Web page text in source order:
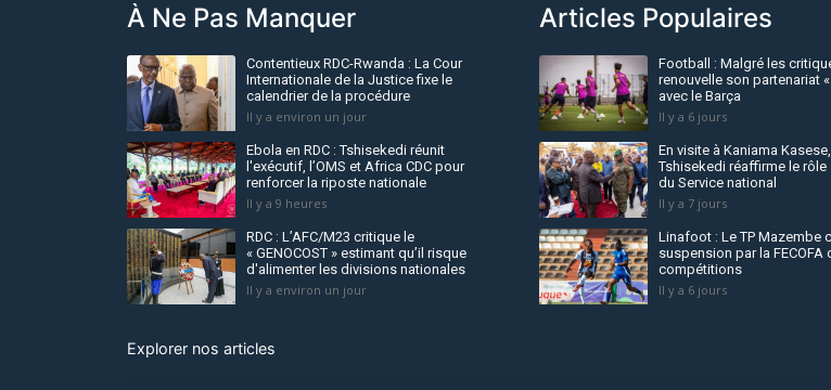
À Ne Pas Manquer
Contentieux RDC-Rwanda : La Cour
Internationale de la Justice fixe le
calendrier de la procédure
Il y a environ un jour
Ebola en RDC : Tshisekedi réunit
l'exécutif, l’OMS et Africa CDC pour
renforcer la riposte nationale
Il y a 9 heures
RDC : L’AFC/M23 critique le
« GENOCOST » estimant qu’il risque
d'alimenter les divisions nationales
Il y a environ un jour
Articles Populaires
Football : Malgré les
renouvelle son partenariat
avec le Barça
Il y a 6 jours
En visite à Kaniama
Tshisekedi réaffirme le
du Service national
Il y a 7 jours
Linafoot : Le TP Mazembe
suspension par la FECOFA
compétitions
Il y a 6 jours
Explorer nos articles